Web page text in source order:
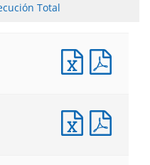
Total
Documento
Excel
de
Ley
Documento
Excel